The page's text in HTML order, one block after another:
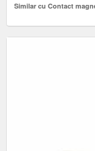
Similar cu Contact